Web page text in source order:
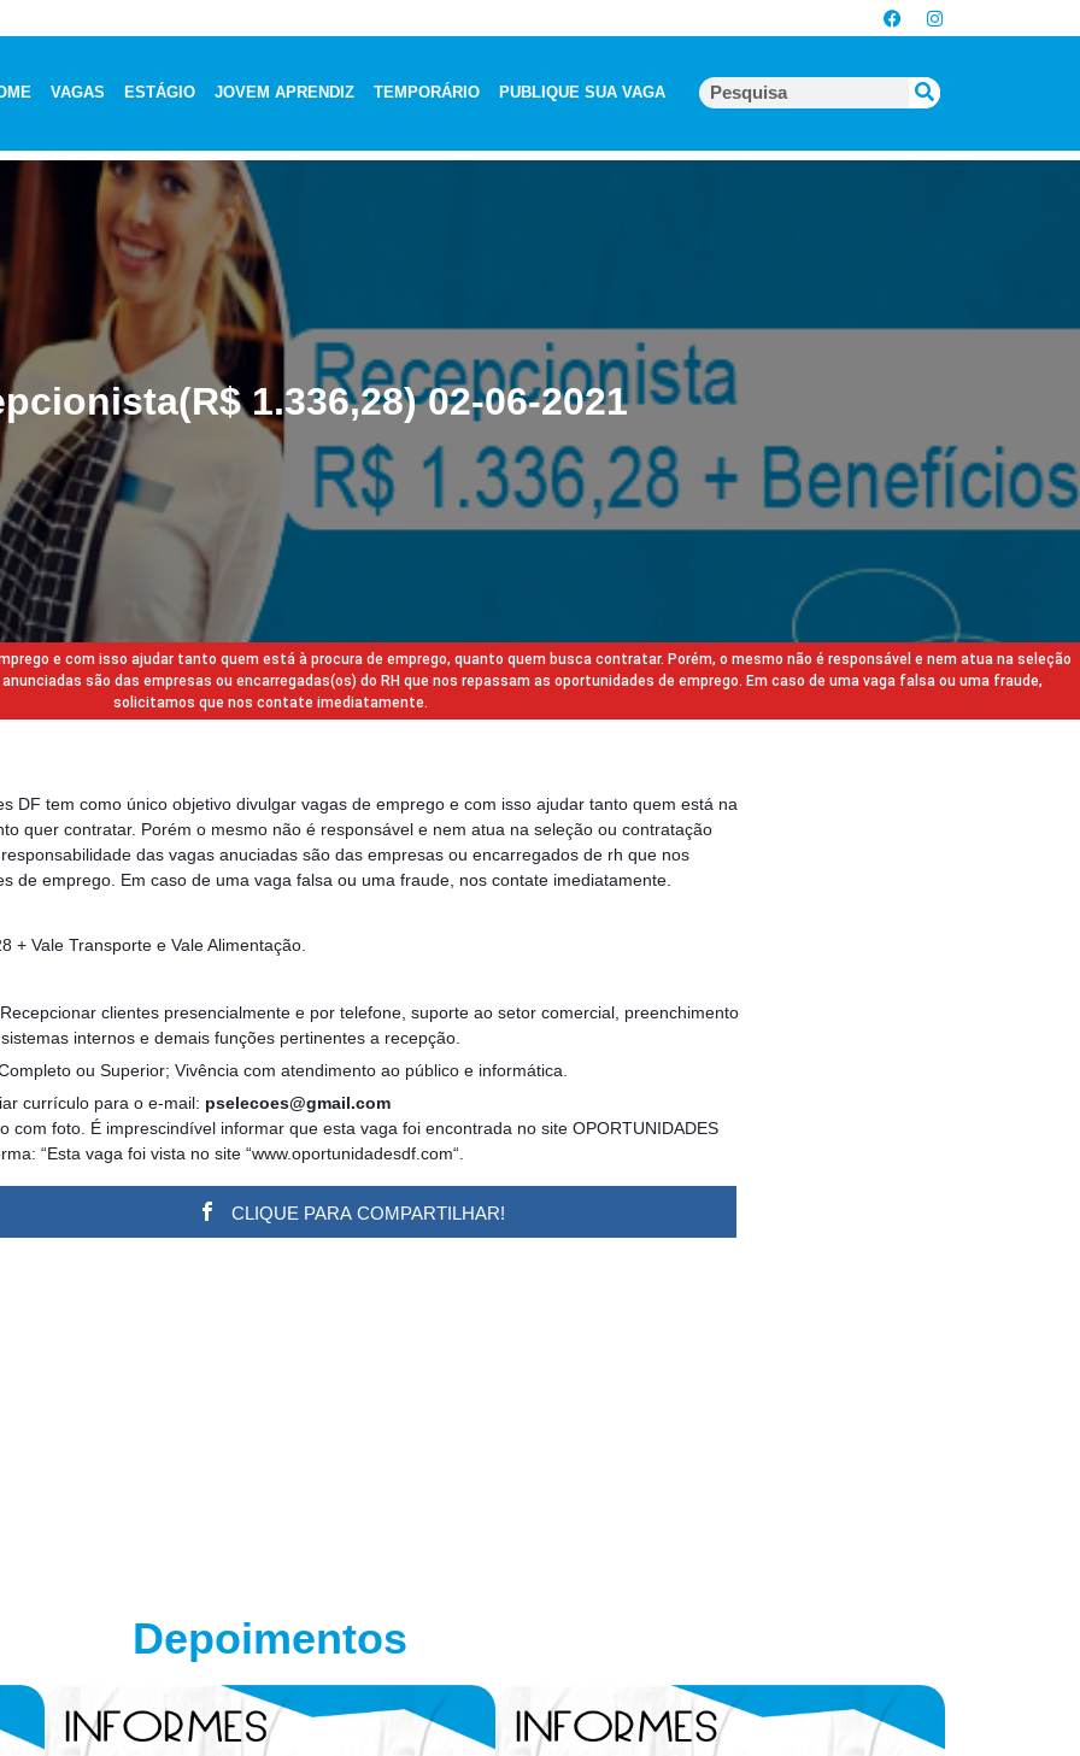
VAGAS ESTÁGIO JOVEM APRENDIZ TEMPORÁRIO PUBLIQUE SUA VAGA
1.336,28) 02-06-2021
e com isso ajudar tanto quem está à procura de emprego, quanto quem busca contratar. Porém, o mesmo não é responsável e nem atua na seleção
são das empresas ou encarregadas(os) do RH que nos repassam as oportunidades de emprego. Em caso de uma vaga falsa ou uma fraude,
solicitamos que nos contate imediatamente.
DF tem como único objetivo divulgar vagas de emprego e com isso ajudar tanto quem está na
quer contratar. Porém o mesmo não é responsável e nem atua na seleção ou contratação
das vagas anuciadas são das empresas ou encarregados de rh que nos
de emprego. Em caso de uma vaga falsa ou uma fraude, nos contate imediatamente.
+ Vale Transporte e Vale Alimentação.
clientes presencialmente e por telefone, suporte ao setor comercial, preenchimento
internos e demais funções pertinentes a recepção.
ou Superior; Vivência com atendimento ao público e informática.
currículo para o e-mail: pselecoes@gmail.com
com foto. É imprescindível informar que esta vaga foi encontrada no site OPORTUNIDADES
“Esta vaga foi vista no site “www.oportunidadesdf.com“.
CLIQUE PARA COMPARTILHAR!
Depoimentos